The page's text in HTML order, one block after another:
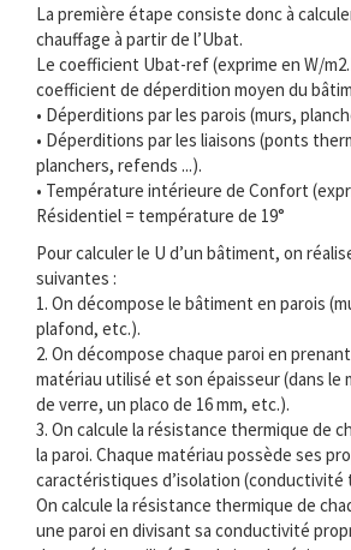
La première étape consiste donc à
chauffage à partir de l’Ubat.
Le coefficient Ubat-ref (exprime en W/
coefficient de déperdition moyen du
• Déperditions par les parois (murs,
• Déperditions par les liaisons (ponts
planchers, refends ...).
• Température intérieure de Confort
Résidentiel = température de 19°
Pour calculer le U d’un bâtiment, on
suivantes :
1. On décompose le bâtiment en parois
plafond, etc.).
2. On décompose chaque paroi en
matériau utilisé et son épaisseur (dans le
de verre, un placo de 16 mm, etc.).
3. On calcule la résistance thermique de
la paroi. Chaque matériau possède ses
caractéristiques d’isolation (conductivité
On calcule la résistance thermique de
une paroi en divisant sa conductivité